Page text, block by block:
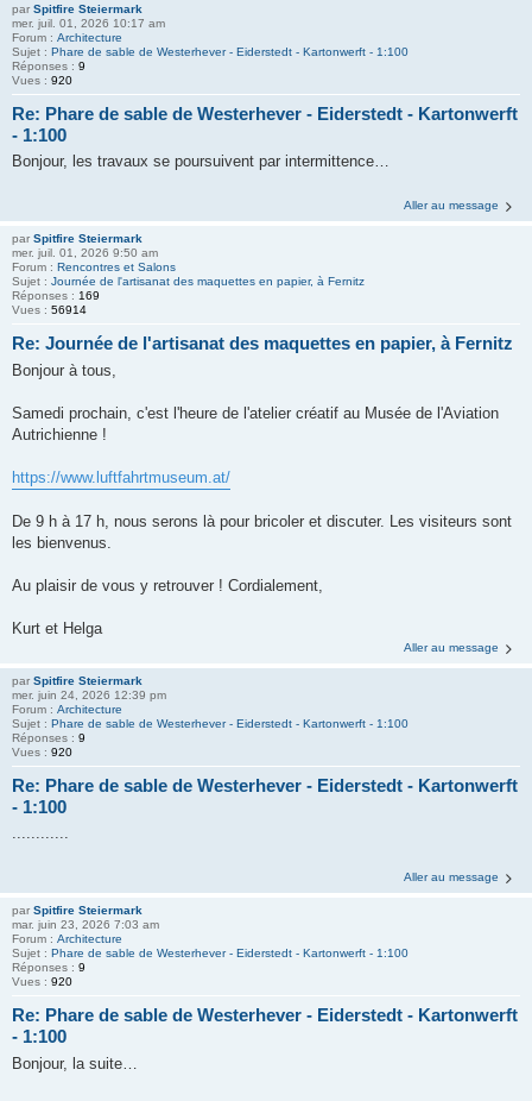
par Spitfire Steiermark
mer. juil. 01, 2026 10:17 am
Forum : Architecture
Sujet : Phare de sable de Westerhever - Eiderstedt - Kartonwerft - 1:100
Réponses : 9
Vues : 920
Re: Phare de sable de Westerhever - Eiderstedt - Kartonwerft
- 1:100
Bonjour, les travaux se poursuivent par intermittence…
Aller au message
par Spitfire Steiermark
mer. juil. 01, 2026 9:50 am
Forum : Rencontres et Salons
Sujet : Journée de l'artisanat des maquettes en papier, à Fernitz
Réponses : 169
Vues : 56914
Re: Journée de l'artisanat des maquettes en papier, à Fernitz
Bonjour à tous,
Samedi prochain, c'est l'heure de l'atelier créatif au Musée de l'Aviation
Autrichienne !
https://www.luftfahrtmuseum.at/
De 9 h à 17 h, nous serons là pour bricoler et discuter. Les visiteurs sont
les bienvenus.
Au plaisir de vous y retrouver ! Cordialement,
Kurt et Helga
Aller au message
par Spitfire Steiermark
mer. juin 24, 2026 12:39 pm
Forum : Architecture
Sujet : Phare de sable de Westerhever - Eiderstedt - Kartonwerft - 1:100
Réponses : 9
Vues : 920
Re: Phare de sable de Westerhever - Eiderstedt - Kartonwerft
- 1:100
............
Aller au message
par Spitfire Steiermark
mar. juin 23, 2026 7:03 am
Forum : Architecture
Sujet : Phare de sable de Westerhever - Eiderstedt - Kartonwerft - 1:100
Réponses : 9
Vues : 920
Re: Phare de sable de Westerhever - Eiderstedt - Kartonwerft
- 1:100
Bonjour, la suite…